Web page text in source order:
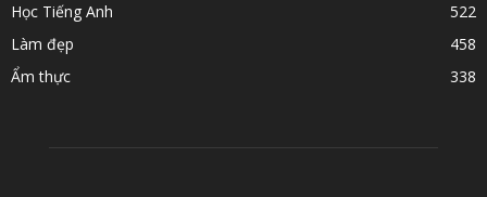
Học Tiếng Anh
522
Làm đẹp
458
Ẩm thực
338